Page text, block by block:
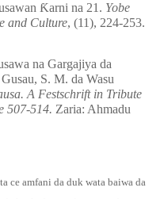
Ƙarni na 21. Yobe
and Culture, (11), 224-253.
na Gargajiya da
S. M. da Wasu
A Festschrift in Tribute
507-514. Zaria: Ahmadu
ce amfani da duk wata baiwa da